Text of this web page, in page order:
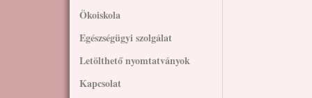
Ökoiskola
Egészségügyi szolgálat
Letölthető nyomtatványok
Kapcsolat